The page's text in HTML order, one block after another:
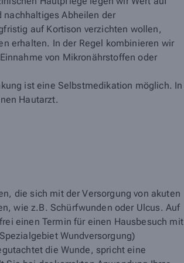
nachhaltiges Abheilen der
auf Kortison verzichten wollen,
erhalten. In der Regel kombinieren wir
von Mikronährstoffen oder
ist eine Selbstmedikation möglich. In
Hautarzt.
die sich mit der Versorgung von akuten
wie z.B. Schürfwunden oder Ulcus. Auf
einen Termin für einen Hausbesuch mit
Wundversorgung)
die Wunde, spricht eine